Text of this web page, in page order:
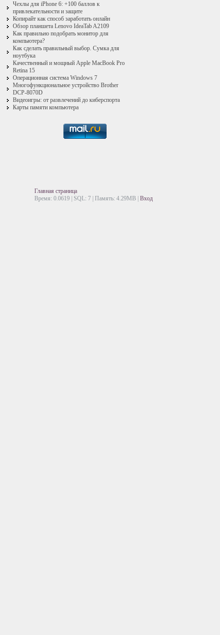
Чехлы для iPhone 6: +100 баллов к
привлекательности и защите
Копирайт как способ заработать онлайн
Обзор планшета Lenovo IdeaTab A2109
Как правильно подобрать монитор для
компьютера?
Как сделать правильный выбор. Сумка для
ноутбука
Качественный и мощный Apple MacBook Pro
Retina 15
Операционная система Windows 7
Многофункциональное устройство Brother
DCP-8070D
Видеоигры: от развлечений до киберспорта
Карты памяти компьютера
Главная страница
Время: 0.0619 | SQL: 7 | Память: 4.29MB Вход